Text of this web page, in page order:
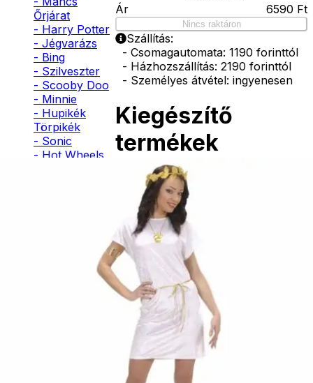
Őrjárat
- Harry Potter
- Jégvarázs
- Bing
- Szilveszter
- Scooby Doo
- Minnie
- Hupikék
Törpikék
- Sonic
- Hot Wheels
- Robin Hood
Ár
6590 Ft
Nincs raktáron
Szállítás:
- Csomagautomata: 1190 forinttól
- Házhozszállítás: 2190 forinttól
- Személyes átvétel: ingyenesen
Kiegészítő
termékek